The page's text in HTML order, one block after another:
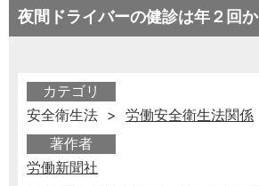
夜間ドライバーの健診は年２回か
カテゴリ
安全衛生法 > 労働安全衛生法関係
著作者
労働新聞社